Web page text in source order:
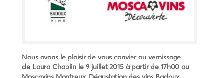
Nous avons le plaisir de vous convier au vernissage
de Laura Chaplin le 9 juillet 2015 à partir de 17h00 au